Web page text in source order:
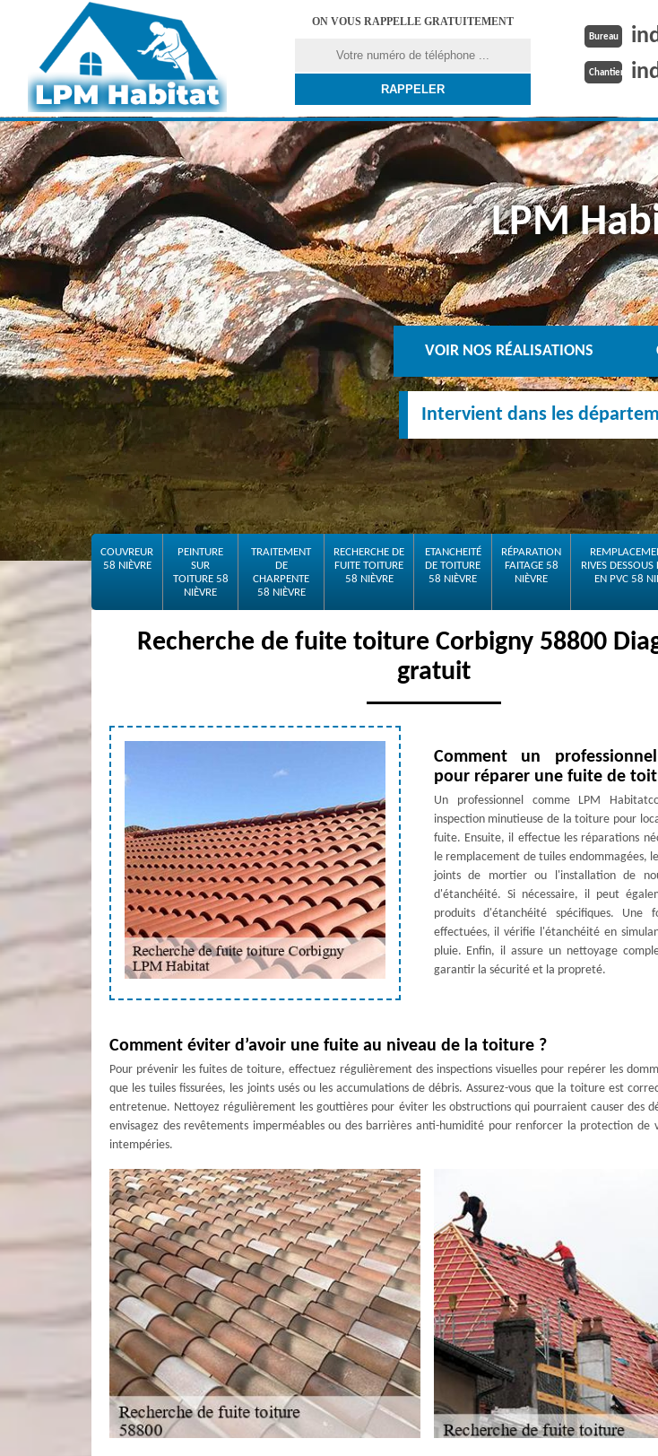
ON VOUS RAPPELLE GRATUITEMENT
Bureau
Chantier
LPM
VOIR NOS RÉALISATIONS
Intervient dans les
COUVREUR
58 NIÈVRE
PEINTURE
SUR
TOITURE 58
NIÈVRE
TRAITEMENT
DE
CHARPENTE
58 NIÈVRE
RECHERCHE DE
FUITE TOITURE
58 NIÈVRE
ETANCHEITÉ
DE TOITURE
58 NIÈVRE
RÉPARATION
FAITAGE 58
NIÈVRE
RIVES DESSOUS
EN PVC 58
Recherche de fuite toiture Corbigny 58800
gratuit
Comment un
pour réparer une fuite de
Un professionnel comme LPM
inspection minutieuse de la toiture pour
fuite. Ensuite, il effectue les réparations
le remplacement de tuiles endommagées,
joints de mortier ou l'installation de
d'étanchéité. Si nécessaire, il peut
produits d'étanchéité spécifiques. Une
effectuées, il vérifie l'étanchéité en
pluie. Enfin, il assure un nettoyage
garantir la sécurité et la propreté.
Comment éviter d’avoir une fuite au niveau de la toiture ?
Pour prévenir les fuites de toiture, effectuez régulièrement des inspections visuelles pour repérer les
que les tuiles fissurées, les joints usés ou les accumulations de débris. Assurez-vous que la toiture est
entretenue. Nettoyez régulièrement les gouttières pour éviter les obstructions qui pourraient causer des
envisagez des revêtements imperméables ou des barrières anti-humidité pour renforcer la protection
intempéries.